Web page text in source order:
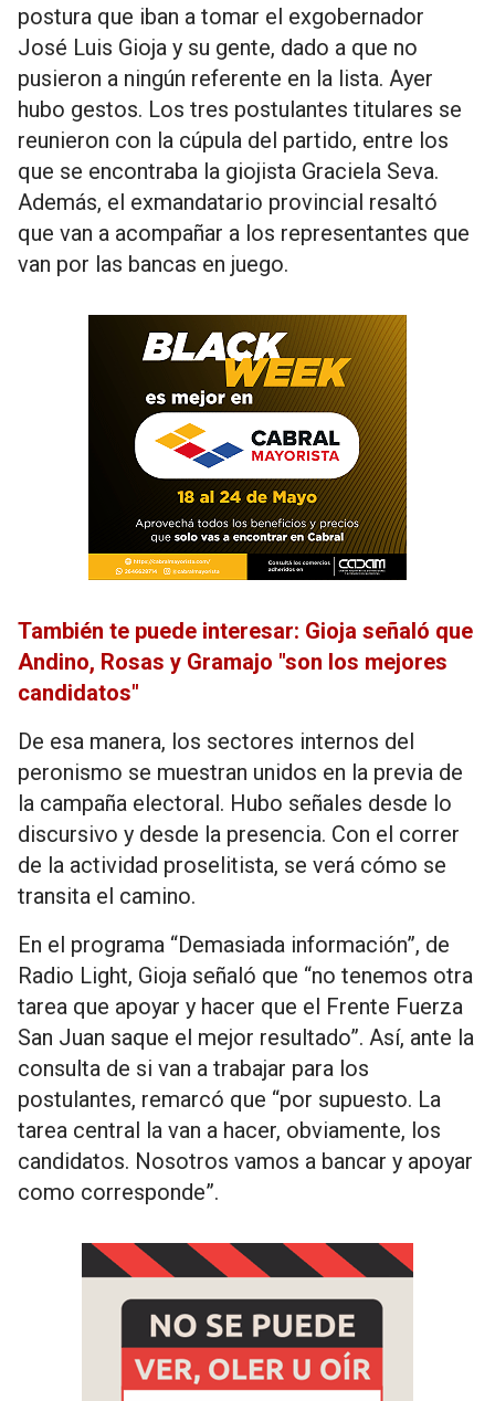
postura que iban a tomar el exgobernador
José Luis Gioja y su gente, dado a que no
pusieron a ningún referente en la lista. Ayer
hubo gestos. Los tres postulantes titulares se
reunieron con la cúpula del partido, entre los
que se encontraba la giojista Graciela Seva.
Además, el exmandatario provincial resaltó
que van a acompañar a los representantes que
van por las bancas en juego.
También te puede interesar: Gioja señaló que
Andino, Rosas y Gramajo "son los mejores
candidatos"
De esa manera, los sectores internos del
peronismo se muestran unidos en la previa de
la campaña electoral. Hubo señales desde lo
discursivo y desde la presencia. Con el correr
de la actividad proselitista, se verá cómo se
transita el camino.
En el programa “Demasiada información”, de
Radio Light, Gioja señaló que “no tenemos otra
tarea que apoyar y hacer que el Frente Fuerza
San Juan saque el mejor resultado”. Así, ante la
consulta de si van a trabajar para los
postulantes, remarcó que “por supuesto. La
tarea central la van a hacer, obviamente, los
candidatos. Nosotros vamos a bancar y apoyar
como corresponde”.